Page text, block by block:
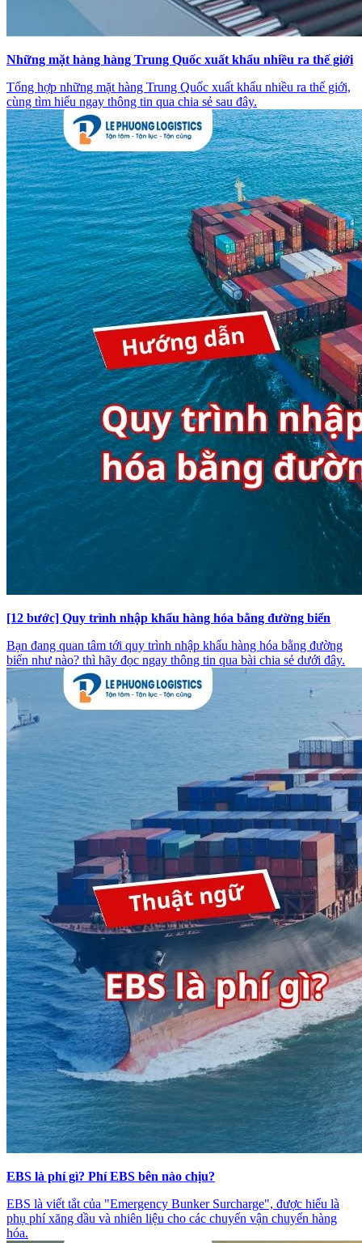
Những mặt hàng hàng Trung Quốc xuất khẩu nhiều ra thế giới
Tổng hợp những mặt hàng Trung Quốc xuất khẩu nhiều ra thế giới,
cùng tìm hiểu ngay thông tin qua chia sẻ sau đây.
[12 bước] Quy trình nhập khẩu hàng hóa bằng đường biển
Bạn đang quan tâm tới quy trình nhập khẩu hàng hóa bằng đường
biển như nào? thì hãy đọc ngay thông tin qua bài chia sẻ dưới đây.
EBS là phí gì? Phí EBS bên nào chịu?
EBS là viết tắt của "Emergency Bunker Surcharge", được hiểu là
phụ phí xăng dầu và nhiên liệu cho các chuyến vận chuyển hàng
hóa.